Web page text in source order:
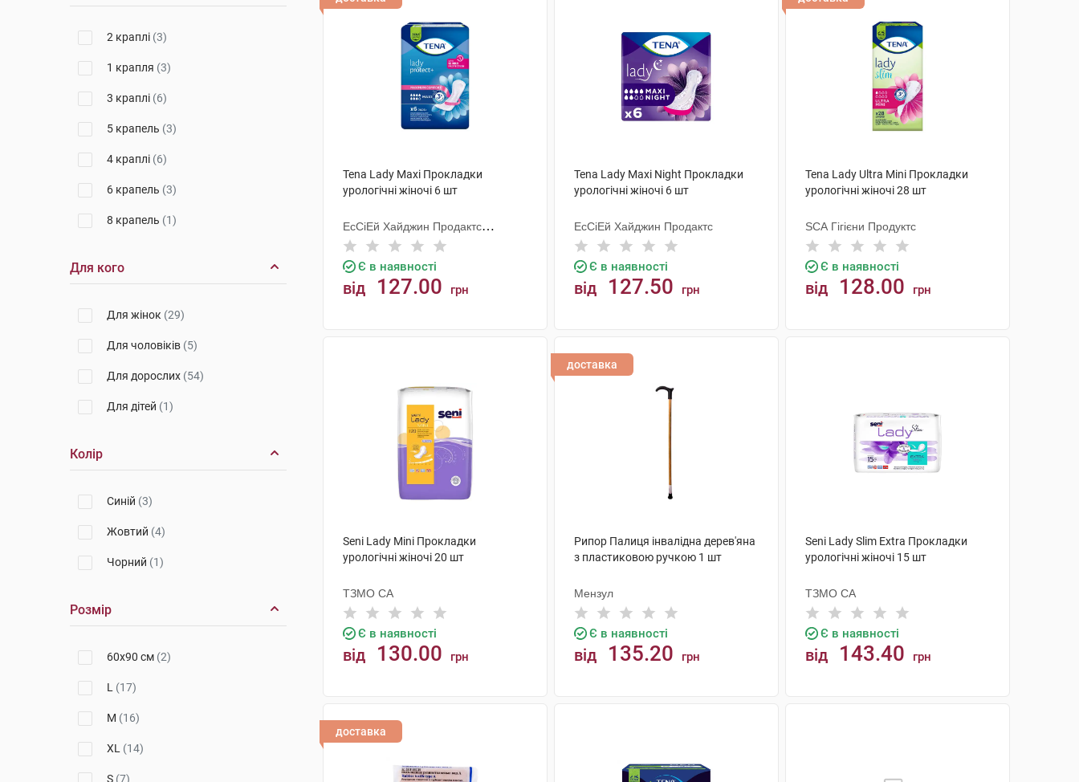
Калоприймачі
2 краплі (3)
1 крапля (3)
3 краплі (6)
5 крапель (3)
4 краплі (6)
6 крапель (3)
8 крапель (1)
Для кого
Для жінок (29)
Для чоловіків (5)
Для дорослих (54)
Для дітей (1)
Колір
Синій (3)
Жовтий (4)
Чорний (1)
Розмір
60х90 см (2)
L (17)
M (16)
XL (14)
S (7)
Tena Lady Maxi Прокладки
урологічні жіночі 6 шт
ЕсСіЕй Хайджин Продактс
Хугезанд
Є в наявності
від 127.00 грн
Tena Lady Maxi Night Прокладки
урологічні жіночі 6 шт
ЕсСіЕй Хайджин Продактс
Є в наявності
від 127.50 грн
Tena Lady Ultra Mini Прокладки
урологічні жіночі 28 шт
SCA Гігієни Продуктс
Є в наявності
від 128.00 грн
Seni Lady Mini Прокладки
урологічні жіночі 20 шт
ТЗМО СА
Є в наявності
від 130.00 грн
доставка
Рипор Палиця інвалідна дерев'яна
з пластиковою ручкою 1 шт
Мензул
Є в наявності
від 135.20 грн
Seni Lady Slim Extra Прокладки
урологічні жіночі 15 шт
ТЗМО СА
Є в наявності
від 143.40 грн
доставка